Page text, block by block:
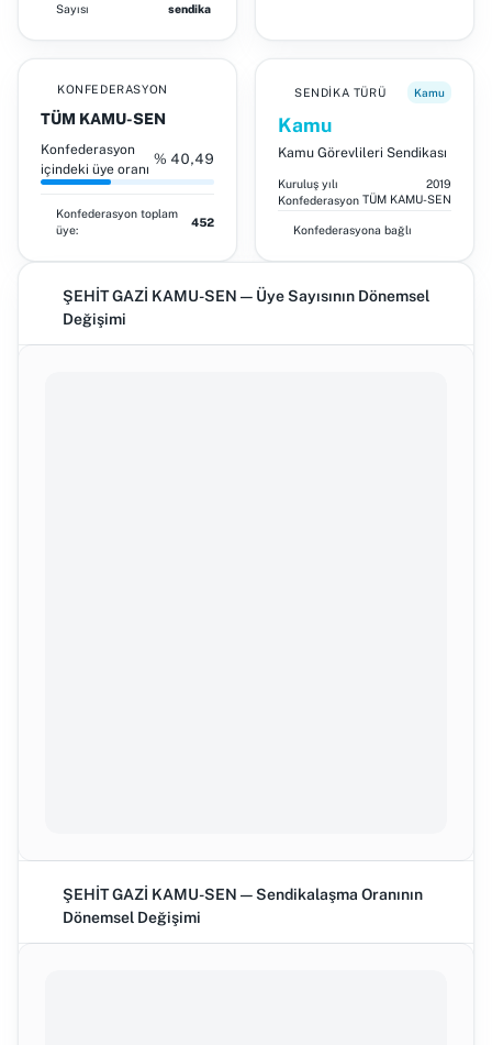
Sayısı
sendika
KONFEDERASYON
TÜM KAMU-SEN
Konfederasyon
içindeki üye oranı
% 40,49
Konfederasyon toplam
üye:
452
SENDIKA TÜRÜ Kamu
Kamu
Kamu Görevlileri Sendikası
Kuruluş yılı
2019
Konfederasyon TÜM KAMU-SEN
Konfederasyona bağlı
ŞEHİT GAZİ KAMU-SEN — Üye Sayısının Dönemsel
Değişimi
ŞEHİT GAZİ KAMU-SEN — Sendikalaşma Oranının
Dönemsel Değişimi